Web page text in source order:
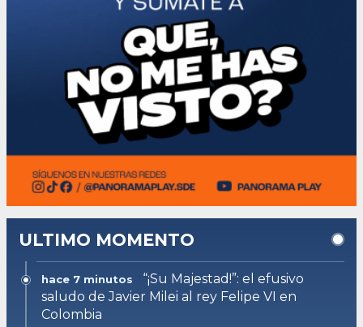
ULTIMO MOMENTO
hace 7 minutos
“¡Su Majestad!”: el efusivo
saludo de Javier Milei al rey Felipe VI en
Colombia